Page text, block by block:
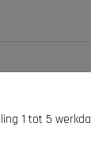
1 tot 5